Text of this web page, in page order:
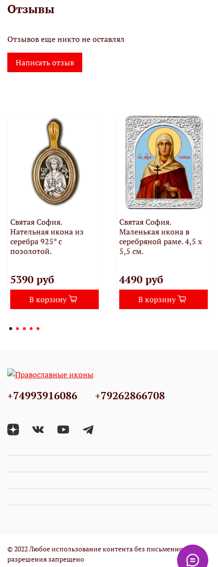
Отзывы
Отзывов еще никто не оставлял
Написать отзыв
Святая София.
Нательная икона из
серебра 925* с
позолотой.
5390 руб
В корзину
Святая София.
Маленькая икона в
серебряной раме. 4,5 х
5,5 см.
4490 руб
В корзину
+74993916086 +79262866708
© 2022 Любое использование контента без письменного
разрешения запрещено